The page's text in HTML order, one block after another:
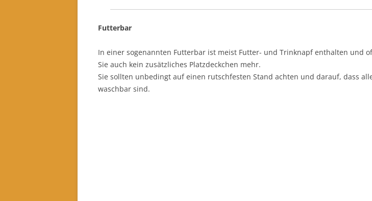
Futterbar
In einer sogenannten Futterbar ist meist Futter- und Trinknapf enthalten und
Sie auch kein zusätzliches Platzdeckchen mehr.
Sie sollten unbedingt auf einen rutschfesten Stand achten und darauf, dass
waschbar sind.